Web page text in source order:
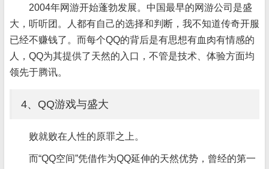
2004年网游开始蓬勃发展。中国最早的网游公司是盛
大，听听团。人都有自己的选择和判断，我不知道传奇开服
已经不赚钱了。而每个QQ的背后是有思想有血肉有情感的
人，QQ为其提供了天然的入口，不管是技术、体验方面均
领先于腾讯。
4、QQ游戏与盛大
败就败在人性的原罪之上。
而“QQ空间”凭借作为QQ延伸的天然优势，曾经的第一